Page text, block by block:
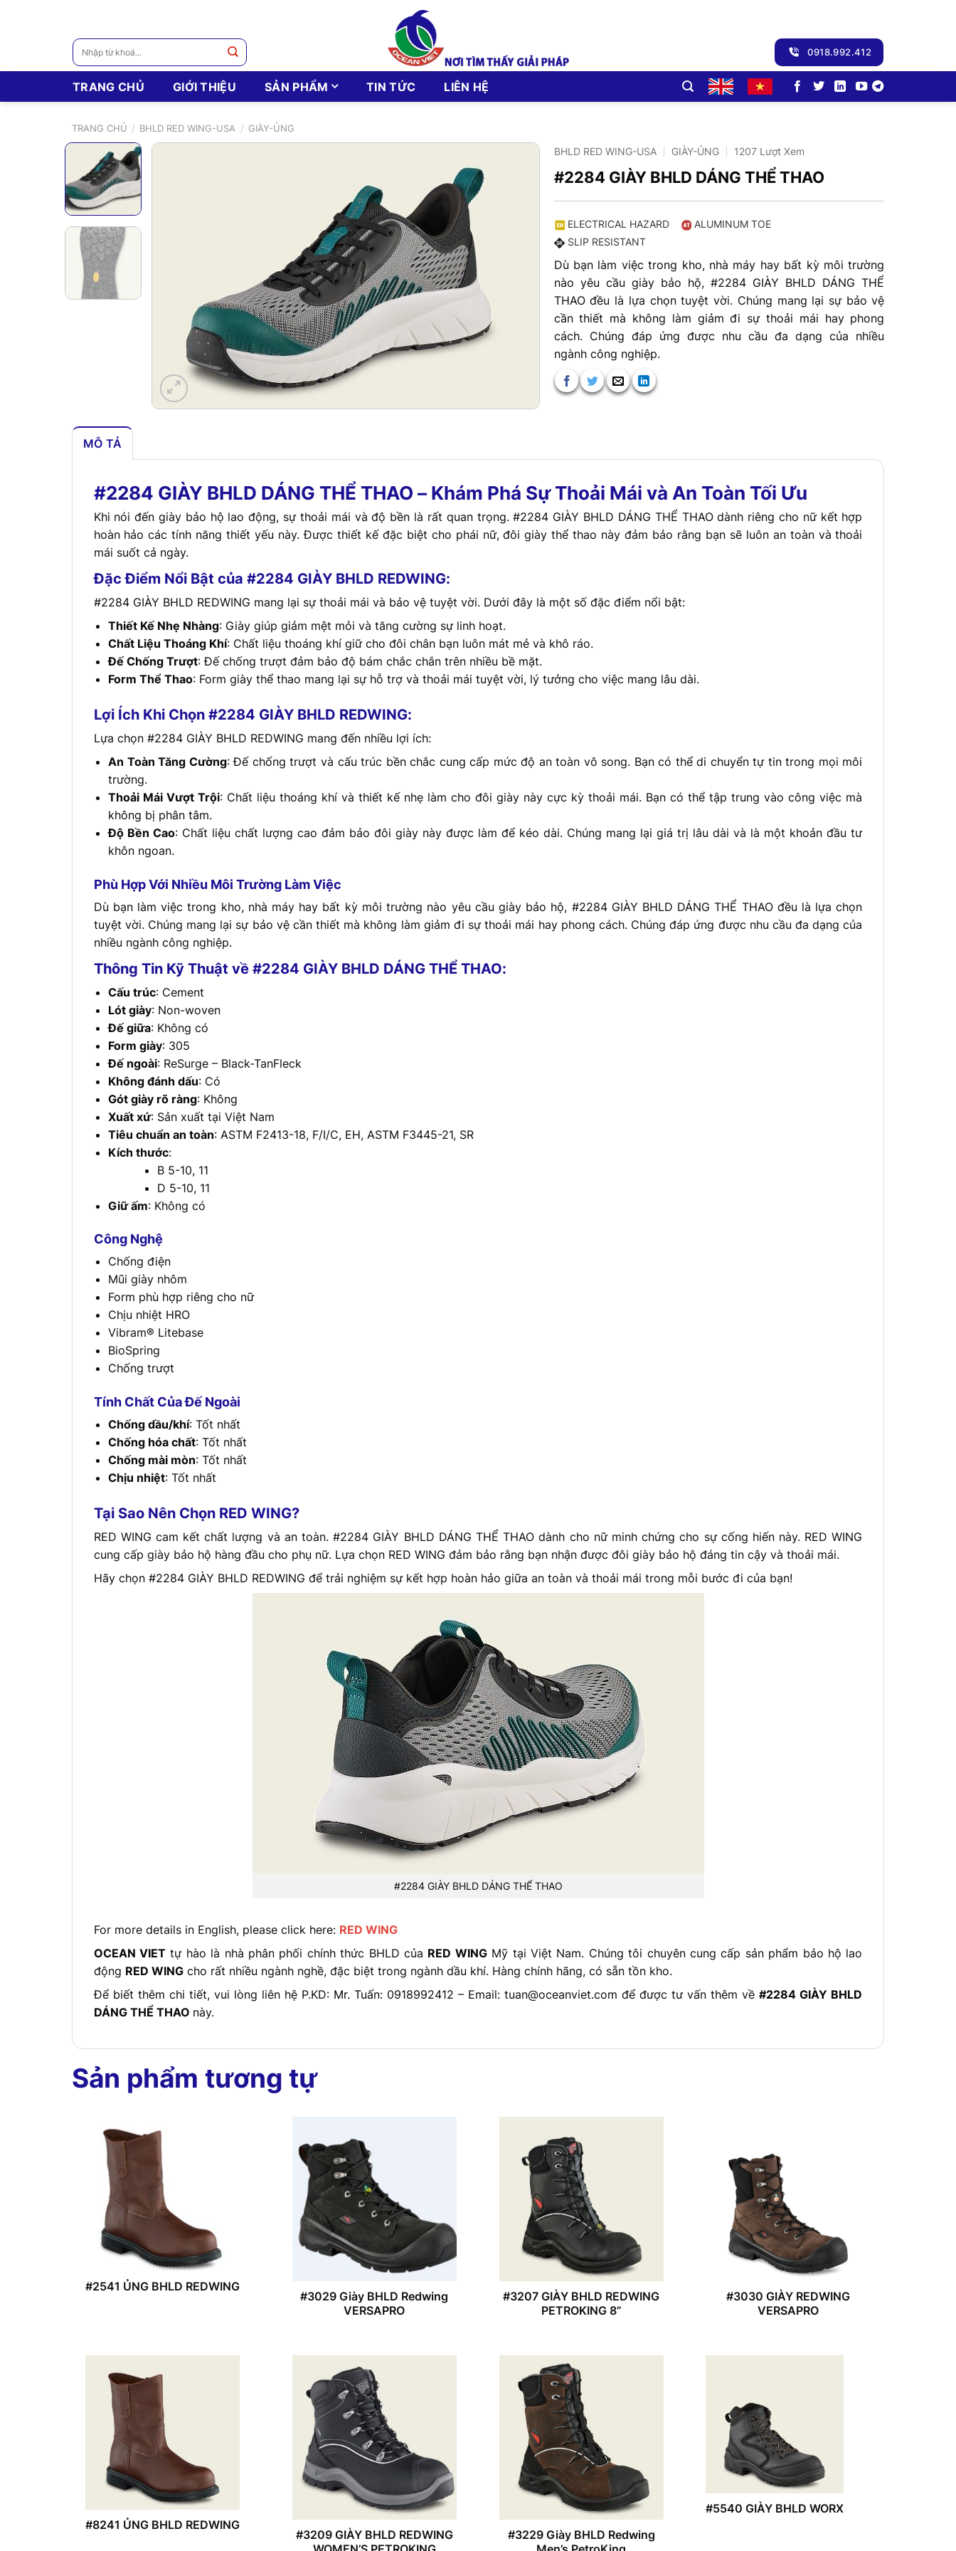
Tìm
kiếm:
0918.992.412
TRANG CHỦ GIỚI THIỆU SẢN PHẨM TIN TỨC LIÊN HỆ
TRANG CHỦ / BHLD RED WING-USA / GIÀY-ỦNG
BHLD RED WING-USA GIÀY-ỦNG 1207 Lượt Xem
#2284 GIÀY BHLD DÁNG THỂ THAO
ELECTRICAL HAZARD
ALUMINUM TOE
SLIP RESISTANT
Dù bạn làm việc trong kho, nhà máy hay bất kỳ môi trường
nào yêu cầu giày bảo hộ, #2284 GIÀY BHLD DÁNG THỂ
THAO đều là lựa chọn tuyệt vời. Chúng mang lại sự bảo vệ
cần thiết mà không làm giảm đi sự thoải mái hay phong
cách. Chúng đáp ứng được nhu cầu đa dạng của nhiều
ngành công nghiệp.
MÔ TẢ
#2284 GIÀY BHLD DÁNG THỂ THAO – Khám Phá Sự Thoải Mái và An Toàn Tối Ưu
Khi nói đến giày bảo hộ lao động, sự thoải mái và độ bền là rất quan trọng. #2284 GIÀY BHLD DÁNG THỂ THAO dành riêng cho nữ kết hợp
hoàn hảo các tính năng thiết yếu này. Được thiết kế đặc biệt cho phái nữ, đôi giày thể thao này đảm bảo rằng bạn sẽ luôn an toàn và thoải
mái suốt cả ngày.
Đặc Điểm Nổi Bật của #2284 GIÀY BHLD REDWING:
#2284 GIÀY BHLD REDWING mang lại sự thoải mái và bảo vệ tuyệt vời. Dưới đây là một số đặc điểm nổi bật:
Thiết Kế Nhẹ Nhàng: Giày giúp giảm mệt mỏi và tăng cường sự linh hoạt.
Chất Liệu Thoáng Khí: Chất liệu thoáng khí giữ cho đôi chân bạn luôn mát mẻ và khô ráo.
Đế Chống Trượt: Đế chống trượt đảm bảo độ bám chắc chắn trên nhiều bề mặt.
Form Thể Thao: Form giày thể thao mang lại sự hỗ trợ và thoải mái tuyệt vời, lý tưởng cho việc mang lâu dài.
Lợi Ích Khi Chọn #2284 GIÀY BHLD REDWING:
Lựa chọn #2284 GIÀY BHLD REDWING mang đến nhiều lợi ích:
An Toàn Tăng Cường: Đế chống trượt và cấu trúc bền chắc cung cấp mức độ an toàn vô song. Bạn có thể di chuyển tự tin trong mọi môi
trường.
Thoải Mái Vượt Trội: Chất liệu thoáng khí và thiết kế nhẹ làm cho đôi giày này cực kỳ thoải mái. Bạn có thể tập trung vào công việc mà
không bị phân tâm.
Độ Bền Cao: Chất liệu chất lượng cao đảm bảo đôi giày này được làm để kéo dài. Chúng mang lại giá trị lâu dài và là một khoản đầu tư
khôn ngoan.
Phù Hợp Với Nhiều Môi Trường Làm Việc
Dù bạn làm việc trong kho, nhà máy hay bất kỳ môi trường nào yêu cầu giày bảo hộ, #2284 GIÀY BHLD DÁNG THỂ THAO đều là lựa chọn
tuyệt vời. Chúng mang lại sự bảo vệ cần thiết mà không làm giảm đi sự thoải mái hay phong cách. Chúng đáp ứng được nhu cầu đa dạng của
nhiều ngành công nghiệp.
Thông Tin Kỹ Thuật về #2284 GIÀY BHLD DÁNG THỂ THAO:
Cấu trúc: Cement
Lót giày: Non-woven
Đế giữa: Không có
Form giày: 305
Đế ngoài: ReSurge – Black-TanFleck
Không đánh dấu: Có
Gót giày rõ ràng: Không
Xuất xứ: Sản xuất tại Việt Nam
Tiêu chuẩn an toàn: ASTM F2413-18, F/I/C, EH, ASTM F3445-21, SR
Kích thước:
B 5-10, 11
D 5-10, 11
Giữ ấm: Không có
Công Nghệ
Chống điện
Mũi giày nhôm
Form phù hợp riêng cho nữ
Chịu nhiệt HRO
Vibram® Litebase
BioSpring
Chống trượt
Tính Chất Của Đế Ngoài
Chống dầu/khí: Tốt nhất
Chống hóa chất: Tốt nhất
Chống mài mòn: Tốt nhất
Chịu nhiệt: Tốt nhất
Tại Sao Nên Chọn RED WING?
RED WING cam kết chất lượng và an toàn. #2284 GIÀY BHLD DÁNG THỂ THAO dành cho nữ minh chứng cho sự cống hiến này. RED WING
cung cấp giày bảo hộ hàng đầu cho phụ nữ. Lựa chọn RED WING đảm bảo rằng bạn nhận được đôi giày bảo hộ đáng tin cậy và thoải mái.
Hãy chọn #2284 GIÀY BHLD REDWING để trải nghiệm sự kết hợp hoàn hảo giữa an toàn và thoải mái trong mỗi bước đi của bạn!
#2284 GIÀY BHLD DÁNG THỂ THAO
For more details in English, please click here: RED WING
OCEAN VIETtự hào là nhà phân phối chính thức BHLD của RED WINGMỹ tại Việt Nam. Chúng tôi chuyên cung cấp sản phẩm bảo hộ lao
động RED WINGcho rất nhiều ngành nghề, đặc biệt trong ngành dầu khí. Hàng chính hãng, có sẵn tồn kho.
Để biết thêm chi tiết, vui lòng liên hệ P.KD: Mr. Tuấn: 0918992412 – Email: tuan@oceanviet.com để được tư vấn thêm về#2284 GIÀY BHLD
DÁNG THỂ THAO này.
Sản phẩm tương tự
#2541 ỦNG BHLD REDWING
#3029 Giày BHLD Redwing
VERSAPRO
#3207 GIÀY BHLD REDWING
PETROKING 8”
#3030 GIÀY REDWING
VERSAPRO
#8241 ỦNG BHLD REDWING
#3209 GIÀY BHLD REDWING
#3229 Giày BHLD Redwing
#5540 GIÀY BHLD WORX